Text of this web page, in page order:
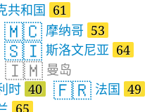
共和国 61
🇲🇨 摩纳哥 53
🇸🇮 斯洛文尼亚 64
🇮🇲 曼岛
时 40 🇫🇷 法国 49